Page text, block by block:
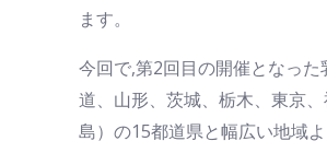
ます。
今回で,第2回目の開催となっ
道、山形、茨城、栃木、東京
島）の15都道県と幅広い地域